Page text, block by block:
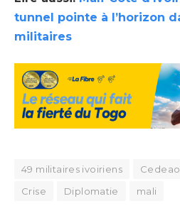
tunnel pointe à l’horizon
militaires
49 militaires ivoiriens Cedeao
Crise
Diplomatie mali